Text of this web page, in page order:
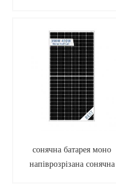
сонячна батарея моно
напіврозрізана сонячна